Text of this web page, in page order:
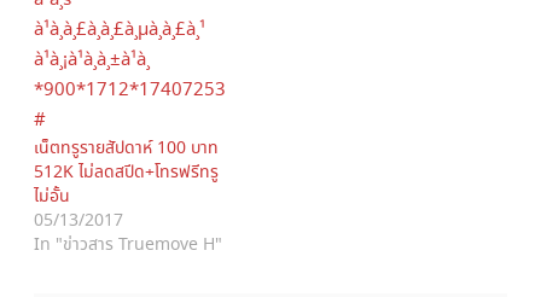
o
w
)
o
w
)
เน็ตทรูรายสัปดาห์ 100 บาท
512K ไม่ลดสปีด+โทรฟรีทรู
ไม่อั้น
05/13/2017
In "ข่าวสาร Truemove H"